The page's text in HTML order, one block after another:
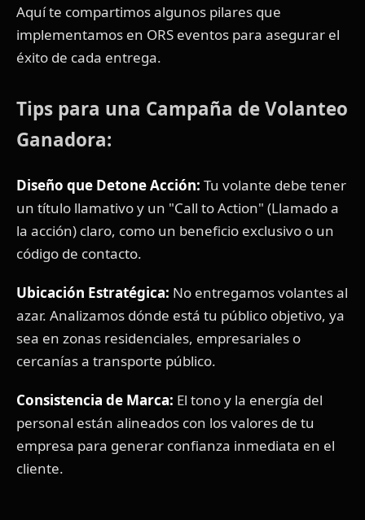
Aquí te compartimos algunos pilares que
implementamos en ORS eventos para asegurar el
éxito de cada entrega.
Tips para una Campaña de Volanteo
Ganadora:
Diseño que Detone Acción: Tu volante debe tener
un título llamativo y un "Call to Action" (Llamado a
la acción) claro, como un beneficio exclusivo o un
código de contacto.
Ubicación Estratégica: No entregamos volantes al
azar. Analizamos dónde está tu público objetivo, ya
sea en zonas residenciales, empresariales o
cercanías a transporte público.
Consistencia de Marca: El tono y la energía del
personal están alineados con los valores de tu
empresa para generar confianza inmediata en el
cliente.